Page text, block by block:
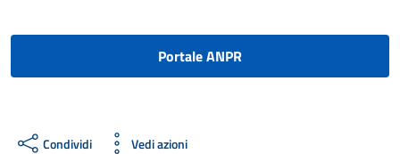
Portale ANPR
Condividi Vedi azioni